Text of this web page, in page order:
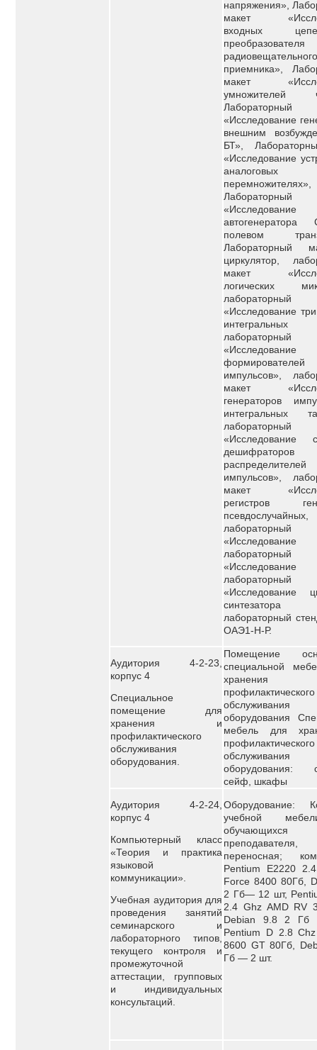
напряжения»,
макет
входных
радиовещательного
приемника»,
макет
умножителей
«Исследование
внешним
БТ»,
«Исследование
аналоговых
перемножителях»,
«Исследование
полевом
Лабораторный
циркулятор,
макет
логических
«Исследование
интегральных
«Исследование
формирователей
импульсов»,
макет
генераторов
интегральных
«Исследование
распределителей
импульсов»,
макет
регистров
псевдослучайных,
«Исследование
синтезатора
лабораторный
ОАЭ1-Н-Р.
Аудитория 4-2-23,
корпус 4
Специальное
помещение для
хранения и
профилактического
обслуживания
оборудования.
Помещение
специальной
профилактического
обслуживания
оборудования
мебель для
профилактического
обслуживания
оборудования:
сейф, шкафы
Аудитория 4-2-24,
корпус 4
Компьютерный класс
«Теория и практика
языковой
коммуникации».
Учебная аудитория для
проведения занятий
семинарского и
лабораторного типов,
текущего контроля и
промежуточной
аттестации, групповых
и индивидуальных
консультаций.
Оборудование:
учебной
переносная;
Pentium E2220
Force 8400 80Гб,
2 Гб— 12 шт,
2.4 Ghz AMD RV
Debian 9.8 2
Pentium D 2.8
8600 GT 80Гб,
Гб — 2 шт.